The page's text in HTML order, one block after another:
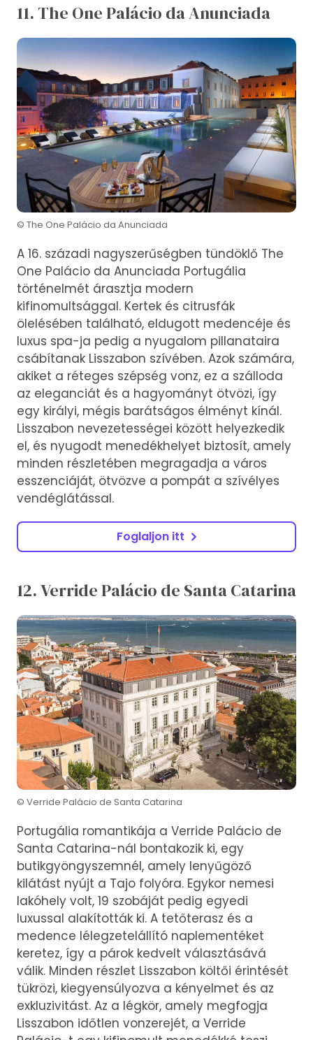
11. The One Palácio da Anunciada
© The One Palácio da Anunciada
A 16. századi nagyszerűségben tündöklő The
One Palácio da Anunciada Portugália
történelmét árasztja modern
kifinomultsággal. Kertek és citrusfák
ölelésében található, eldugott medencéje és
luxus spa-ja pedig a nyugalom pillanataira
csábítanak Lisszabon szívében. Azok számára,
akiket a réteges szépség vonz, ez a szálloda
az eleganciát és a hagyományt ötvözi, így
egy királyi, mégis barátságos élményt kínál.
Lisszabon nevezetességei között helyezkedik
el, és nyugodt menedékhelyet biztosít, amely
minden részletében megragadja a város
esszenciáját, ötvözve a pompát a szívélyes
vendéglátással.
Foglaljon itt
12. Verride Palácio de Santa Catarina
© Verride Palácio de Santa Catarina
Portugália romantikája a Verride Palácio de
Santa Catarina-nál bontakozik ki, egy
butikgyöngyszemnél, amely lenyűgöző
kilátást nyújt a Tajo folyóra. Egykor nemesi
lakóhely volt, 19 szobáját pedig egyedi
luxussal alakították ki. A tetőterasz és a
medence lélegzetelállító naplementéket
keretez, így a párok kedvelt választásává
válik. Minden részlet Lisszabon költői érintését
tükrözi, kiegyensúlyozva a kényelmet és az
exkluzivitást. Az a légkör, amely megfogja
Lisszabon időtlen vonzerejét, a Verride